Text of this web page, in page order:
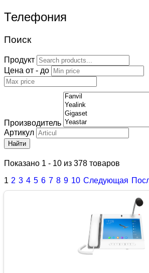
Телефония
Поиск
Продукт
Цена от - до
Производитель
Артикул
Найти
Показано 1 - 10 из 378 товаров
1 2 3 4 5 6 7 8 9 10 Следующая